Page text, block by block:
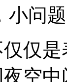
小问
仅
空